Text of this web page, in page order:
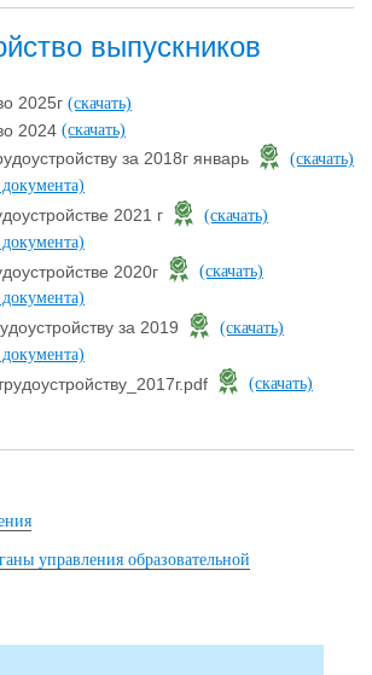
выпускников
2025г (скачать)
2024 (скачать)
за 2018г январь
(скачать)
документа)
2021 г
(скачать)
документа)
2020г
(скачать)
документа)
за 2019
(скачать)
документа)
(скачать)
управления образовательной